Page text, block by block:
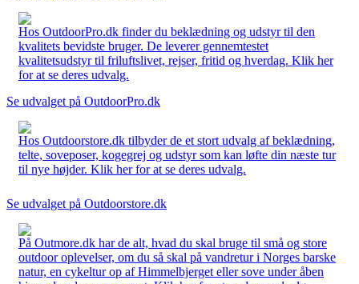
Hos OutdoorPro.dk finder du beklædning og udstyr til den
kvalitets bevidste bruger. De leverer gennemtestet
kvalitetsudstyr til friluftslivet, rejser, fritid og hverdag. Klik her
for at se deres udvalg.
Se udvalget på OutdoorPro.dk
Hos Outdoorstore.dk tilbyder de et stort udvalg af beklædning,
telte, soveposer, kogegrej og udstyr som kan løfte din næste tur
til nye højder. Klik her for at se deres udvalg.
Se udvalget på Outdoorstore.dk
På Outmore.dk har de alt, hvad du skal bruge til små og store
outdoor oplevelser, om du så skal på vandretur i Norges barske
natur, en cykeltur op af Himmelbjerget eller sove under åben